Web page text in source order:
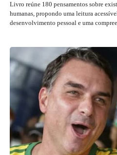
Livro reúne 180 pensamentos sobre
humanas, propondo uma leitura
desenvolvimento pessoal e uma